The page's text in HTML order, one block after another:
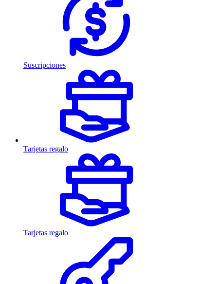
Suscripciones
Tarjetas regalo
Tarjetas regalo